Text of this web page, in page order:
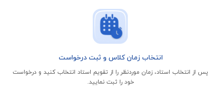
انتخاب زمان کلاس و ثبت درخواست
پس از انتخاب استاد، زمان موردنظر را از تقویم استاد انتخاب کنید و درخواست
خود را ثبت نمایید.